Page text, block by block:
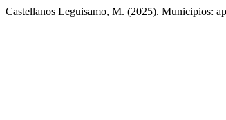
Castellanos Leguisamo, M. (2025). Municipios: